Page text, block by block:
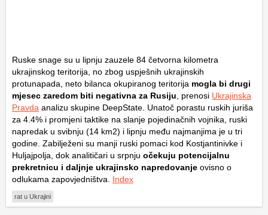
Ruske snage su u lipnju zauzele 84 četvorna kilometra
ukrajinskog teritorija, no zbog uspješnih ukrajinskih
protunapada, neto bilanca okupiranog teritorija mogla bi drugi
mjesec zaredom biti negativna za Rusiju , prenosi Ukrajinska
Pravda analizu skupine DeepState. Unatoč porastu ruskih juriša
za 4.4% i promjeni taktike na slanje pojedinačnih vojnika, ruski
napredak u svibnju (14 km2) i lipnju među najmanjima je u tri
godine. Zabilježeni su manji ruski pomaci kod Kostjantinivke i
Huljajpolja, dok analitičari u srpnju očekuju potencijalnu
prekretnicu i daljnje ukrajinsko napredovanje ovisno o
odlukama zapovjedništva. Index
rat u Ukrajini